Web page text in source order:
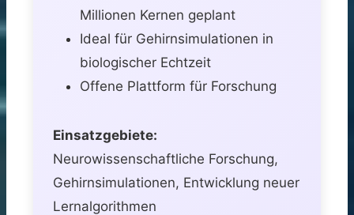
Millionen Kernen geplant
Ideal für Gehirnsimulationen in
biologischer Echtzeit
Offene Plattform für Forschung
Einsatzgebiete:
Neurowissenschaftliche Forschung,
Gehirnsimulationen, Entwicklung neuer
Lernalgorithmen